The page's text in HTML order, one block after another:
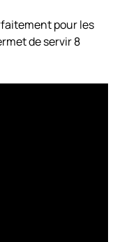
pour les
de servir 8